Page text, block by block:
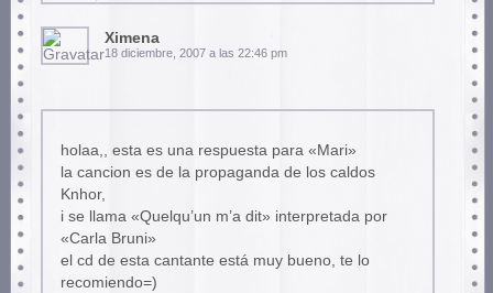
Ximena
18 diciembre, 2007 a las 22:46 pm
holaa,, esta es una respuesta para «Mari»
la cancion es de la propaganda de los caldos
Knhor,
i se llama «Quelqu’un m’a dit» interpretada por
«Carla Bruni»
el cd de esta cantante está muy bueno, te lo
recomiendo=)